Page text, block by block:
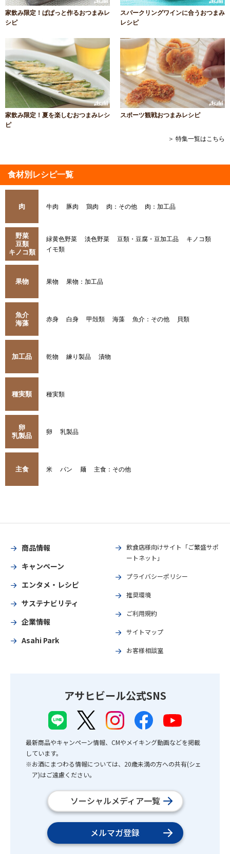
家飲み限定！ぱぱっと作るおつまみレ
シピ
スパークリングワインに合うおつまみ
レシピ
家飲み限定！夏を楽しむおつまみレシ
ピ
スポーツ観戦おつまみレシピ
＞ 特集一覧はこちら
食材別レシピ一覧
肉 牛肉 豚肉 鶏肉 肉：その他 肉：加工品
野菜
豆類
キノコ類
緑黄色野菜 淡色野菜 豆類・豆腐・豆加工品
キノコ類
イモ類
果物 果物 果物：加工品
魚介
海藻
赤身 白身 甲殻類 海藻 魚介：その他 貝類
加工品 乾物 練り製品 漬物
種実類 種実類
卵
乳製品
卵 乳製品
主食 米 パン 麺 主食：その他
商品情報
キャンペーン
エンタメ・レシピ
サステナビリティ
企業情報
Asahi Park
飲食店様向けサイト「ご繁盛サポ
ートネット」
プライバシーポリシー
推奨環境
ご利用規約
サイトマップ
お客様相談室
アサヒビール公式SNS
最新商品やキャンペーン情報、CMやメイキング動画などを掲載
しています。
※お酒にまつわる情報については、20歳未満の方への共有(シェ
ア)はご遠慮ください。
ソーシャルメディア一覧
メルマガ登録